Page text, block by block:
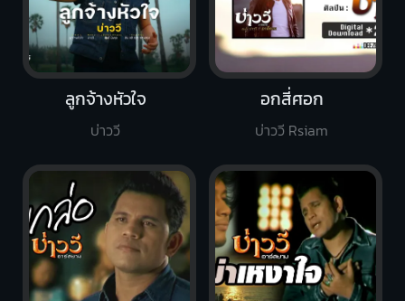
ลูกจ้างหัวใจ
บ่าววี
อกสี่ศอก
บ่าววี Rsiam